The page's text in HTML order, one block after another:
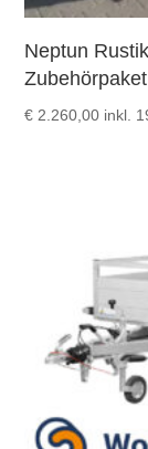
Neptun
€ 2.260,00 inkl.